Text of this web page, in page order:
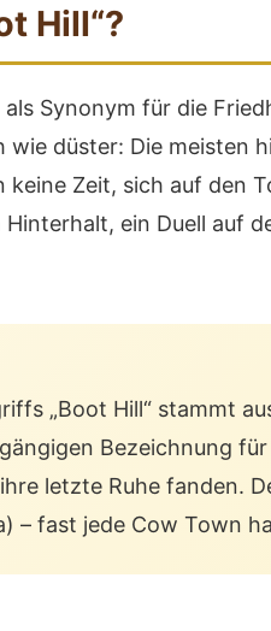
Hill“?
Synonym für die
düster: Die meisten
Zeit, sich auf den
ein Duell auf
„Boot Hill“ stammt
Bezeichnung
letzte Ruhe fanden.
– fast jede Cow Town